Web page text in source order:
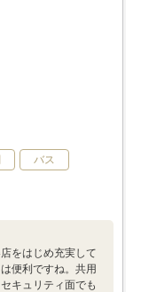
バス
をはじめ充実して
便利ですね。共用
キュリティ面でも